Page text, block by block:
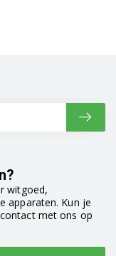
witgoed,
apparaten. Kun je
met ons op